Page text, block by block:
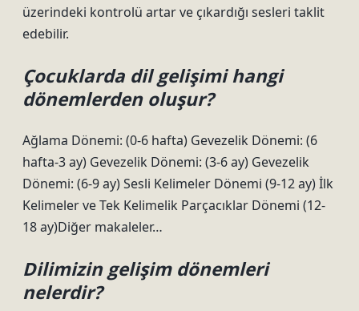
üzerindeki kontrolü artar ve çıkardığı sesleri taklit
edebilir.
Çocuklarda dil gelişimi hangi
dönemlerden oluşur?
Ağlama Dönemi: (0-6 hafta) Gevezelik Dönemi: (6
hafta-3 ay) Gevezelik Dönemi: (3-6 ay) Gevezelik
Dönemi: (6-9 ay) Sesli Kelimeler Dönemi (9-12 ay) İlk
Kelimeler ve Tek Kelimelik Parçacıklar Dönemi (12-
18 ay)Diğer makaleler…
Dilimizin gelişim dönemleri
nelerdir?